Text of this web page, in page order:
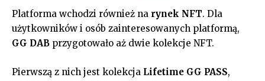
Platforma wchodzi również na rynek NFT. Dla
użytkowników i osób zainteresowanych platformą,
GG DAB przygotowało aż dwie kolekcje NFT.
Pierwszą z nich jest kolekcja Lifetime GG PASS,